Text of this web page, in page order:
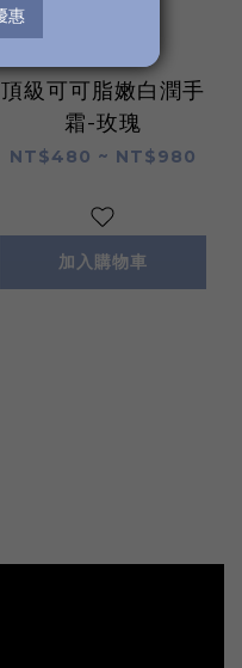
頂級可可脂嫩白潤手
霜-玫瑰
NT$480 ~ NT$980
加入購物車